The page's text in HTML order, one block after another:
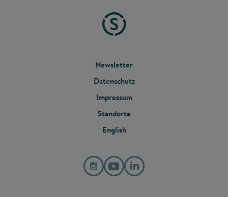
FOOTER
MENU
Newsletter
Datenschutz
Impressum
Standorte
English